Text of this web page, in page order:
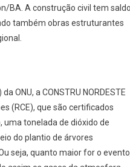
BA. A construção civil tem saldo
também obras estruturantes
ONU, a CONSTRU NORDESTE
(RCE), que são certificados
uma tonelada de dióxido de
do plantio de árvores
seja, quanto maior for o